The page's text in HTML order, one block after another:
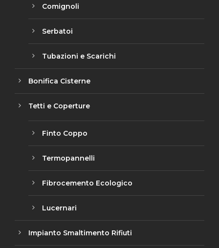
Comignoli
Serbatoi
Tubazioni e Scarichi
Bonifica Cisterne
Tetti e Coperture
Finto Coppo
Termopannelli
Fibrocemento Ecologico
Lucernari
Impianto Smaltimento Rifiuti